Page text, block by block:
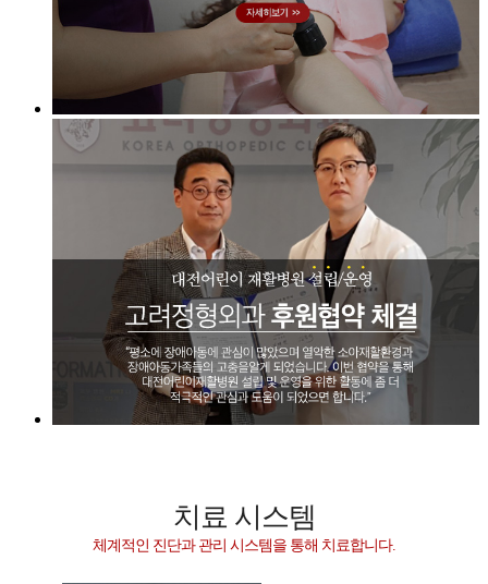
치료 시스템
체계적인 진단과 관리 시스템을 통해 치료합니다.